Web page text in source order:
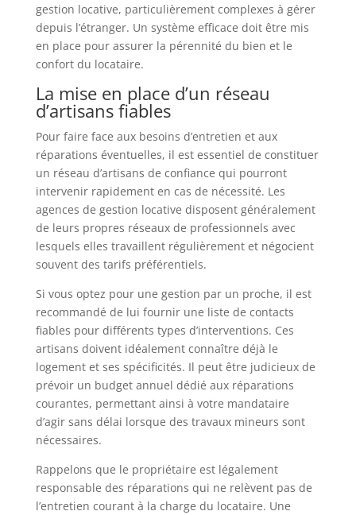
gestion locative, particulièrement complexes à gérer
depuis l’étranger. Un système efficace doit être mis
en place pour assurer la pérennité du bien et le
confort du locataire.
La mise en place d’un réseau
d’artisans fiables
Pour faire face aux besoins d’entretien et aux
réparations éventuelles, il est essentiel de constituer
un réseau d’artisans de confiance qui pourront
intervenir rapidement en cas de nécessité. Les
agences de gestion locative disposent généralement
de leurs propres réseaux de professionnels avec
lesquels elles travaillent régulièrement et négocient
souvent des tarifs préférentiels.
Si vous optez pour une gestion par un proche, il est
recommandé de lui fournir une liste de contacts
fiables pour différents types d’interventions. Ces
artisans doivent idéalement connaître déjà le
logement et ses spécificités. Il peut être judicieux de
prévoir un budget annuel dédié aux réparations
courantes, permettant ainsi à votre mandataire
d’agir sans délai lorsque des travaux mineurs sont
nécessaires.
Rappelons que le propriétaire est légalement
responsable des réparations qui ne relèvent pas de
l’entretien courant à la charge du locataire. Une